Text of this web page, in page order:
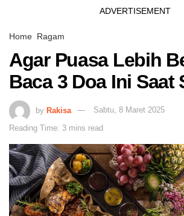
ADVERTISEMENT
Home Ragam
Agar Puasa Lebih
Baca 3 Doa Ini Saat
by Rakisa
Sabtu, 8 Maret 2025
Reading Time: 3 mins read